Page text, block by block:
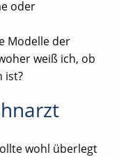
oder
Modelle der
weiß ich, ob
ist?
wohl überlegt